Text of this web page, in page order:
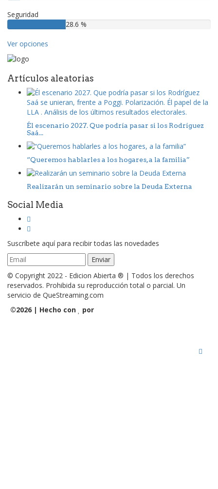
Seguridad
28.6 %
Ver opciones
Artículos aleatorias
Él escenario 2027. Que podría pasar si los Rodríguez
Saá...
“Queremos hablarles a los hogares, a la familia”
Realizarán un seminario sobre la Deuda Externa
Social Media
Suscríbete aquí para recibir todas las novedades
© Copyright 2022 - Edicion Abierta ® | Todos los derechos
reservados. Prohibida su reproducción total o parcial. Un
servicio de QueStreaming.com
©2026 | Hecho con por